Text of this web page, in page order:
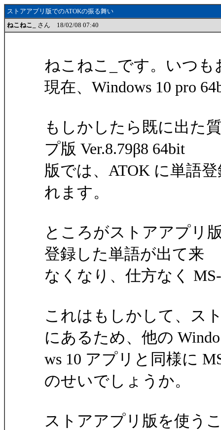
ストアアプリ版でのATOKの振る舞い
ねこねこ_
さん 18/02/08 07:40
ねこねこ_です。いつ
現在、Windows 10 pro
もしかしたら既に出た
プ版 Ver.8.79β8 64bit
版では、ATOK に単語
れます。
ところがストアアプリ
登録した単語が出て来
なくなり、仕方なく
これはもしかして、ス
にあるため、他の Windo
ws 10 アプリと同様に
のせいでしょうか。
ストアアプリ版を使う